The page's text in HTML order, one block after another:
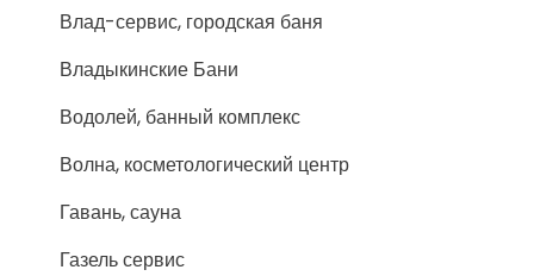
Влад-сервис, городская баня
Владыкинские Бани
Водолей, банный комплекс
Волна, косметологический центр
Гавань, сауна
Газель сервис